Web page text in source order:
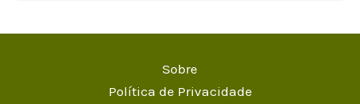
Sobre
Política de Privacidade